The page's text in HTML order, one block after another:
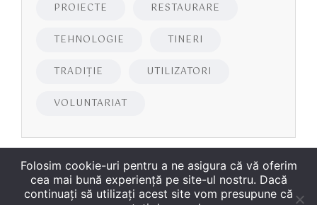
PROIECTE RESTAURARE
TEHNOLOGIE TINERI
TRADIȚIE UTILIZATORI
VOLUNTARIAT
Folosim cookie-uri pentru a ne asigura că vă oferim
cea mai bună experiență pe site-ul nostru. Dacă
continuați să utilizați acest site vom presupune că